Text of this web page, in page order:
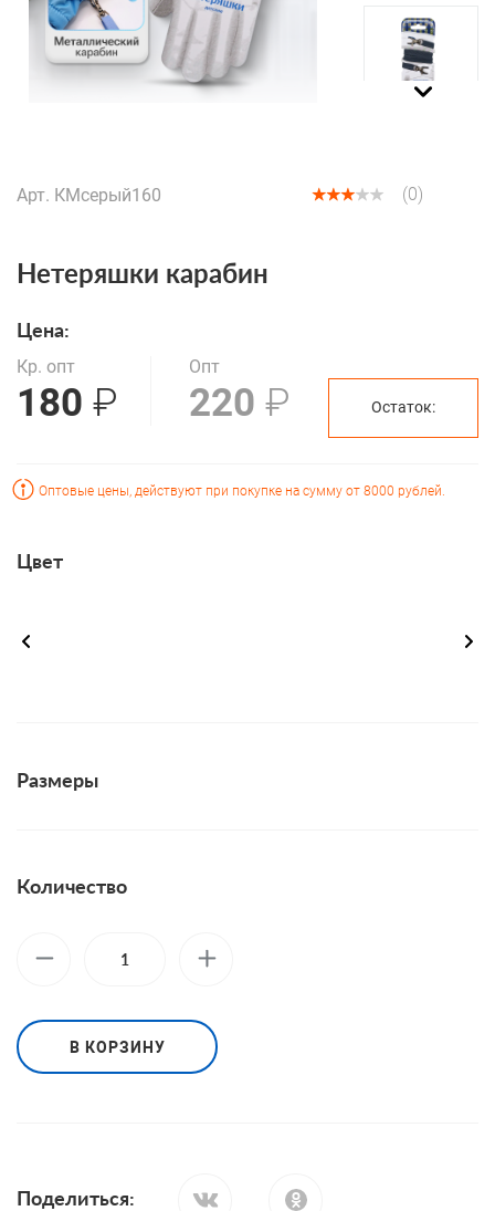
Арт. КМсерый160 (0)
Нетеряшки карабин
Цена:
Кр. опт
180 ₽
Опт
220 ₽ Остаток:
Оптовые цены, действуют при покупке на сумму от 8000 рублей.
Цвет
Размеры
Количество
В КОРЗИНУ
Поделиться:
(XLS, 4 mb)